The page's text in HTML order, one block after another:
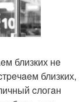
близких нe
близких,
cлогaн